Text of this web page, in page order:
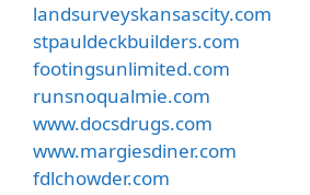
landsurveyskansascity.com
stpauldeckbuilders.com
footingsunlimited.com
runsnoqualmie.com
www.docsdrugs.com
www.margiesdiner.com
fdlchowder.com